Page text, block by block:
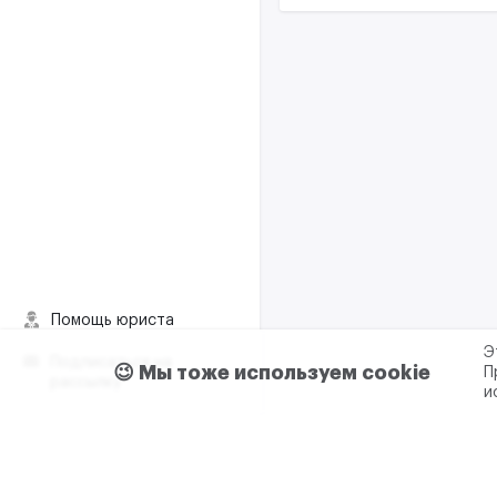
Помощь юриста
Подписаться на
рассылку😉 Мы тоже используем cookie